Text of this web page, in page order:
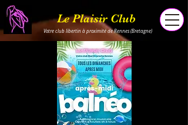
Le Plaisir Club
Votre club libertin à proximité de Rennes (Bretagne)